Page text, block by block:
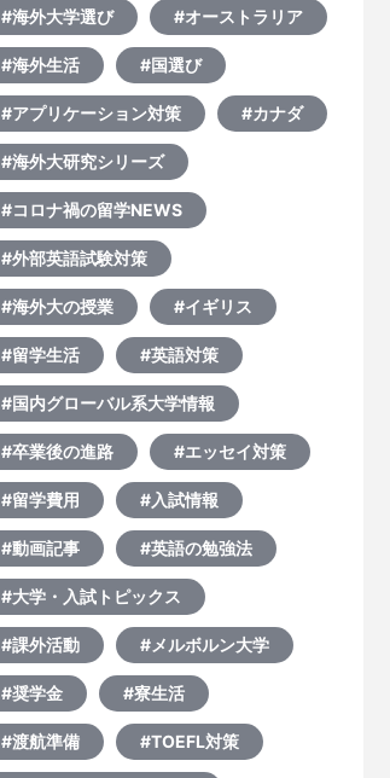
#海外大学選び #オーストラリア
#海外生活 #国選び
#アプリケーション対策 #カナダ
#海外大研究シリーズ
#コロナ禍の留学NEWS
#外部英語試験対策
#海外大の授業 #イギリス
#留学生活 #英語対策
#国内グローバル系大学情報
#卒業後の進路 #エッセイ対策
#留学費用 #入試情報
#動画記事 #英語の勉強法
#大学・入試トピックス
#課外活動 #メルボルン大学
#奨学金 #寮生活
#渡航準備 #TOEFL対策